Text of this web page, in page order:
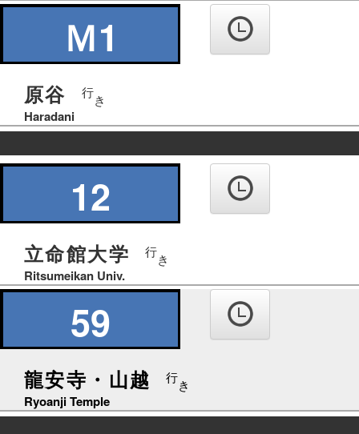
Ｍ1
原谷 行き
Haradani
の
12
立命館大学 行き
Ritsumeikan Univ.
59
龍安寺・山越 行き
Ryoanji Temple